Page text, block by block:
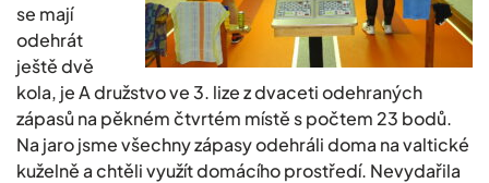
se mají
odehrát
ještě dvě
kola, je A družstvo ve 3. lize z dvaceti odehraných
zápasů na pěkném čtvrtém místě s počtem 23 bodů.
Na jaro jsme všechny zápasy odehráli doma na valtické
kuželně a chtěli využít domácího prostředí. Nevydařila